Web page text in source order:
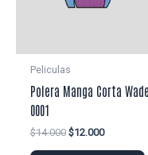
Peliculas
Polera Manga Corta Wade
0001
$14.000 El
$12.000El